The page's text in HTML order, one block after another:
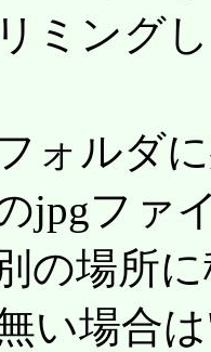
ミング
ォルダ
jpgファ
の場所
い場合